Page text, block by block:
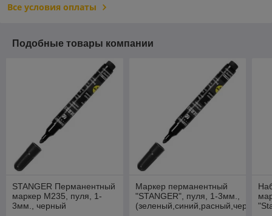
Все условия оплаты
Подобные товары компании
STANGER Перманентный
маркер М235, пуля, 1-
3мм., черный
Маркер перманентный
"STANGER", пуля, 1-3мм.,
(зеленый,синий,расный,черный)